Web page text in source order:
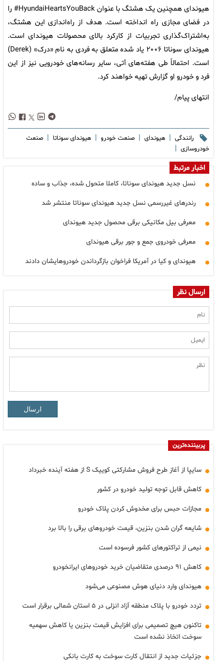
هیوندای همچنین یک هشتگ با عنوان HyundaiHeartsYouBack# را
در فضای مجازی راه انداخته است. هدف از راه‌اندازی این هشتگ،
به‌اشتراک‌گذاری تجربیات از کارکرد بالای محصولات هیوندای است.
هیوندای سوناتا ۲۰۰۶ یاد شده متعلق به فردی به نام «درک» (Derek)
است. احتمالاً طی هفته‌های آتی، سایر رسانه‌های خودرویی نیز از این
فرد و خودرو او گزارش تهیه خواهند کرد.
انتهای پیام/
رانندگی | هیوندای | صنعت خودرو | هیوندای سوناتا | صنعت
خودروسازی |
اخبار مرتبط
نسل جدید هیوندای سوناتا، کاملا متحول شده، جذاب و ساده
رندرهای غیررسمی نسل جدید هیوندای سوناتا منتشر شد
معرفی بیل مکانیکی برقی محصول جدید هیوندای
معرفی خودروی جمع و جور برقی هیوندای
هیوندای و کیا در آمریکا فراخوان بازگرداندن خودروهایشان دادند
ارسال نظر
ارسال
پربیننده‌ترین
سایپا از آغاز طرح فروش مشارکتی کوییک S از هفته آینده خبرداد
کاهش قابل توجه تولید خودرو در کشور
مجازات حبس برای مخدوش کردن پلاک خودرو
شایعه گران شدن بنزین، قیمت خودروهای برقی را بالا برد
نیمی از تراکتورهای کشور فرسوده است
کاهش ۹۱ درصدی متقاضیان خرید خودروهای ایرانخودرو
هیوندای وارد دنیای هوش مصنوعی می‌شود
تردد خودرو با پلاک منطقه آزاد انزلی در ۵ استان شمالی برقرار است
تاکنون هیچ تصمیمی برای افزایش قیمت بنزین یا کاهش سهمیه
سوخت اتخاذ نشده است
جزئیات جدید از انتقال کارت سوخت به کارت بانکی